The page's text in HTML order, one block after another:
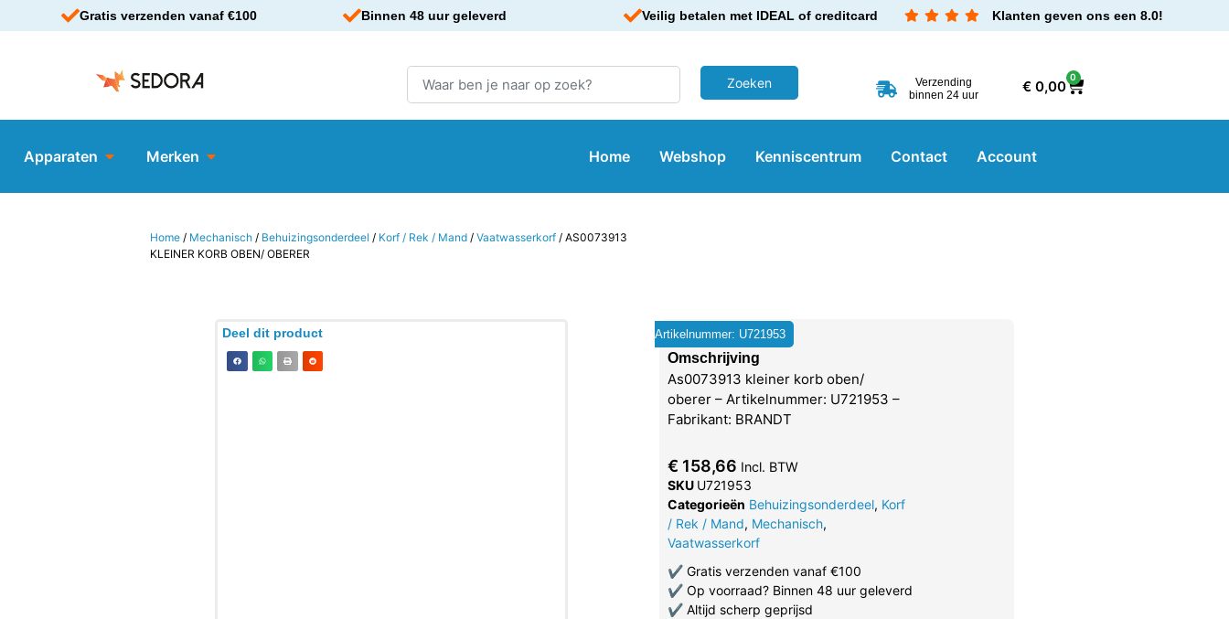
Gratis verzenden vanaf €100 Binnen 48 uur geleverd Veilig betalen met IDEAL of creditcard Klanten geven ons een 8.0!
Verzending
binnen 24 uur
€0,00
0
Apparaten Merken Home Webshop Kenniscentrum Contact Account
Home / Mechanisch / Behuizingsonderdeel / Korf / Rek / Mand /Vaatwasserkorf / AS0073913
KLEINER KORB OBEN/ OBERER
Deel dit product Artikelnummer: U721953
Omschrijving
As0073913 kleiner korb oben/
oberer – Artikelnummer: U721953 –
Fabrikant: BRANDT
€ 158,66 Incl. BTW
SKU U721953
Categorieën Behuizingsonderdeel, Korf
/ Rek / Mand, Mechanisch,
Vaatwasserkorf
✔Gratis verzenden vanaf €100
✔Op voorraad? Binnen 48 uur geleverd
✔Altijd scherp geprijsd